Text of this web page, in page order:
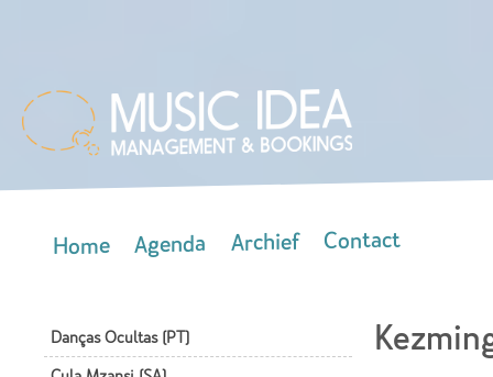
Home Agenda Archief Contact
Danças Ocultas (PT)